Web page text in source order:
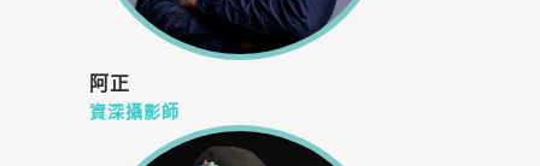
阿正
資深攝影師